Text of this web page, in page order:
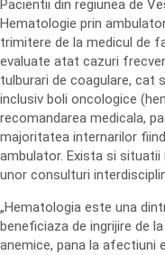
Pacientii din regiunea de
Hematologie prin
trimitere de la medicul de
evaluate atat cazuri
tulburari de coagulare, cat
inclusiv boli oncologice
recomandarea medicala,
majoritatea internarilor
ambulator. Exista si
unor consulturi
„Hematologia este una
beneficiaza de ingrijire de
anemice, pana la afectiuni